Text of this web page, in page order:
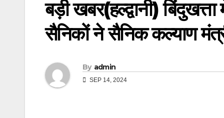
बड़ी खबर(हल्द्वानी)
सैनिकों ने सैनिक कल्याण
By admin
SEP 14, 2024